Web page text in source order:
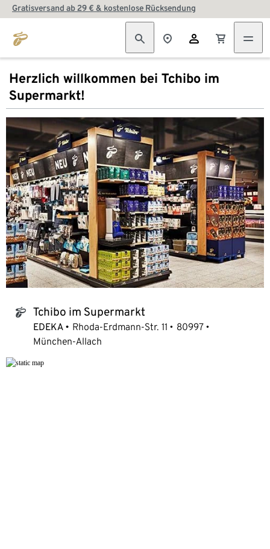
Gratisversand ab 29 € & kostenlose Rücksendung
Herzlich willkommen bei Tchibo im
Supermarkt!
tchibo_logo Tchibo im Supermarkt
EDEKA Rhoda-Erdmann-Str. 11
80997
München-Allach